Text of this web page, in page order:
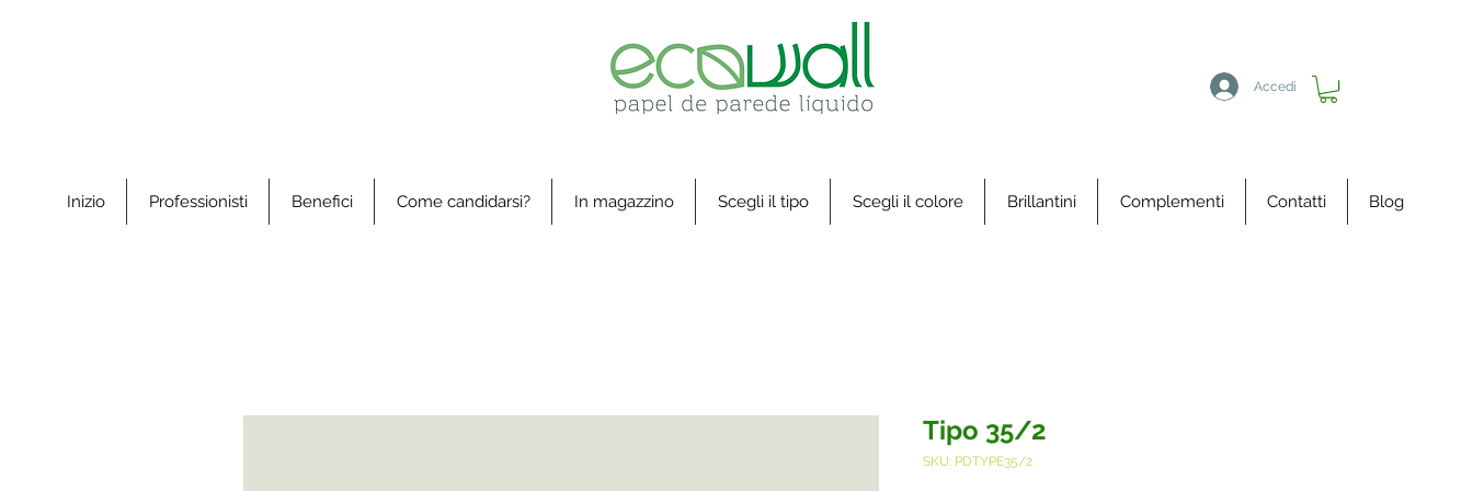
Accedi
Inizio Professionisti Benefici Come candidarsi? In magazzino Scegli il tipo Scegli il colore Brillantini Complementi Contatti Blog
Tipo 35/2
SKU: PDTYPE35/2